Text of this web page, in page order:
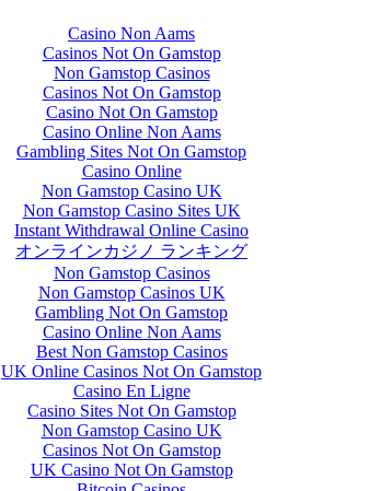
Casino Non Aams
Casinos Not On Gamstop
Non Gamstop Casinos
Casinos Not On Gamstop
Casino Not On Gamstop
Casino Online Non Aams
Gambling Sites Not On Gamstop
Casino Online
Non Gamstop Casino UK
Non Gamstop Casino Sites UK
Instant Withdrawal Online Casino
オンラインカジノ ランキング
Non Gamstop Casinos
Non Gamstop Casinos UK
Gambling Not On Gamstop
Casino Online Non Aams
Best Non Gamstop Casinos
UK Online Casinos Not On Gamstop
Casino En Ligne
Casino Sites Not On Gamstop
Non Gamstop Casino UK
Casinos Not On Gamstop
UK Casino Not On Gamstop